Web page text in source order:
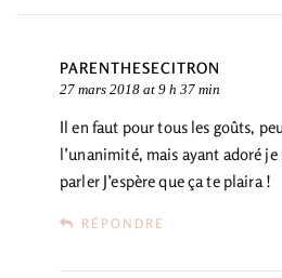
PARENTHESECITRON
27 mars 2018 at 9 h 37 min
Il en faut pour tous les goûts,
l’unanimité, mais ayant adoré je
parler J’espère que ça te plaira !
RÉPONDRE